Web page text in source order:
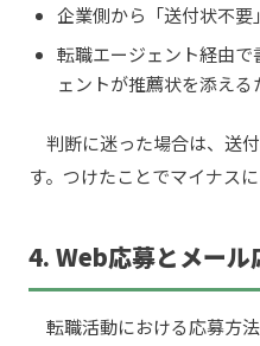
企業側から「送付状不
転職エージェント経由
ェントが推薦状を添える
判断に迷った場合は、送
す。つけたことでマイナス
4. Web応募とメール
転職活動における応募方